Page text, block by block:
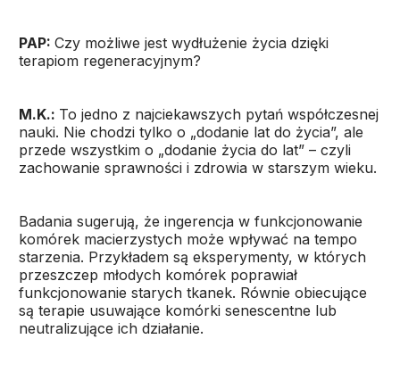
PAP: Czy możliwe jest wydłużenie życia dzięki
terapiom regeneracyjnym?
M.K.: To jedno z najciekawszych pytań współczesnej
nauki. Nie chodzi tylko o „dodanie lat do życia”, ale
przede wszystkim o „dodanie życia do lat” – czyli
zachowanie sprawności i zdrowia w starszym wieku.
Badania sugerują, że ingerencja w funkcjonowanie
komórek macierzystych może wpływać na tempo
starzenia. Przykładem są eksperymenty, w których
przeszczep młodych komórek poprawiał
funkcjonowanie starych tkanek. Równie obiecujące
są terapie usuwające komórki senescentne lub
neutralizujące ich działanie.